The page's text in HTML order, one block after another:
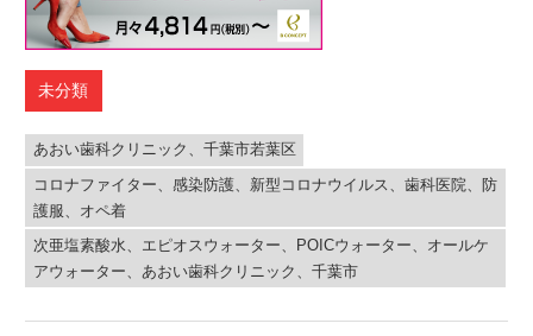
未分類
あおい歯科クリニック、千葉市若葉区
コロナファイター、感染防護、新型コロナウイルス、歯科医院、防
護服、オペ着
次亜塩素酸水、エピオスウォーター、POICウォーター、オールケ
アウォーター、あおい歯科クリニック、千葉市